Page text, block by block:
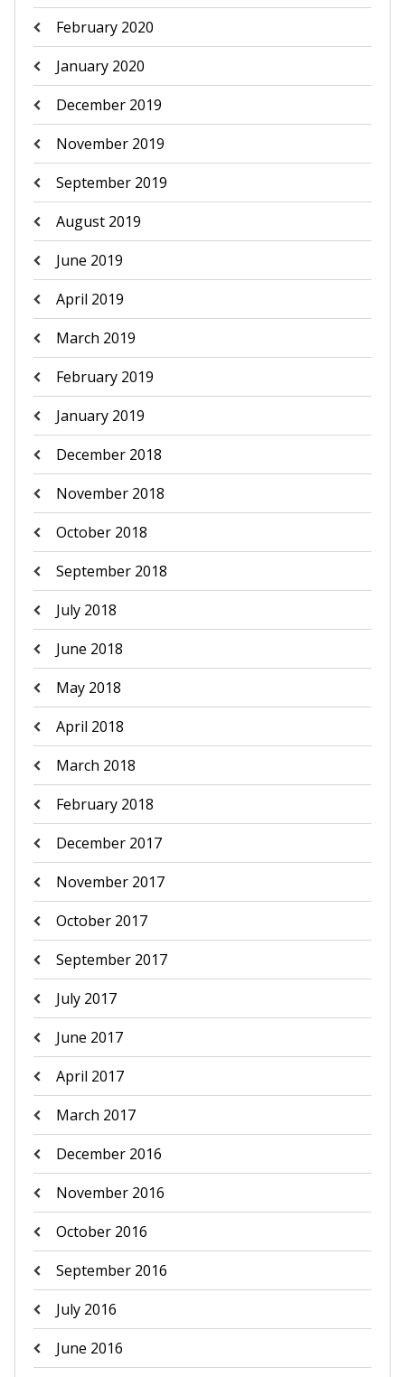
February 2020
January 2020
December 2019
November 2019
September 2019
August 2019
June 2019
April 2019
March 2019
February 2019
January 2019
December 2018
November 2018
October 2018
September 2018
July 2018
June 2018
May 2018
April 2018
March 2018
February 2018
December 2017
November 2017
October 2017
September 2017
July 2017
June 2017
April 2017
March 2017
December 2016
November 2016
October 2016
September 2016
July 2016
June 2016